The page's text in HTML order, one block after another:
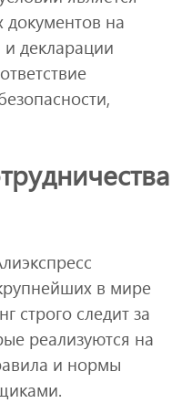
на
декларации
в мире
строго следит за
реализуются на
и нормы